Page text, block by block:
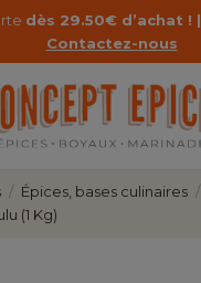
dès 29.50€ d’achat ! |
Contactez-nous
Épices, bases culinaires
(1 Kg)